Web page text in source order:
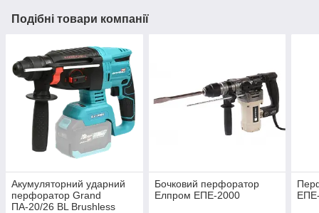
Подібні товари компанії
Акумуляторний ударний
перфоратор Grand
ПА-20/26 BL Brushless
Бочковий перфоратор
Елпром ЕПЕ-2000